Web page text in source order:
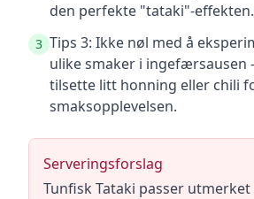
den perfekte "tataki"-effekten.
3 Tips 3: Ikke nøl med å
ulike smaker i ingefærsausen
tilsette litt honning eller chili
smaksopplevelsen.
Serveringsforslag
Tunfisk Tataki passer